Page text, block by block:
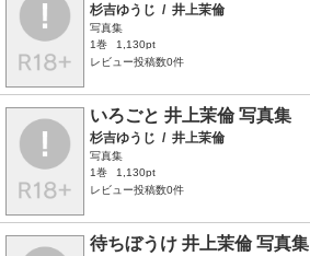
杉吉ゆうじ / 井上茉倫
写真集
1巻
1,130pt
レビュー投稿数0件
いろごと 井上茉倫 写真集
杉吉ゆうじ / 井上茉倫
写真集
1巻
1,130pt
レビュー投稿数0件
待ちぼうけ 井上茉倫 写真集